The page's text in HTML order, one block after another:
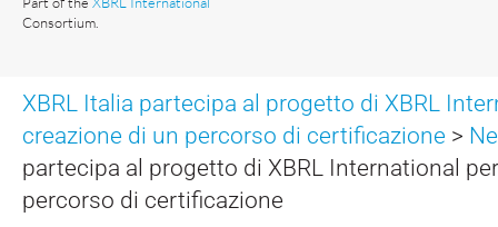
Consortium.
XBRL Italia partecipa al progetto di XBRL
creazione di un percorso di certificazione >
partecipa al progetto di XBRL International
percorso di certificazione